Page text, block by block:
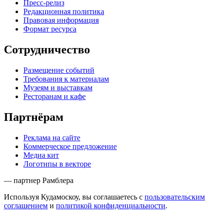
Пресс-релиз
Редакционная политика
Правовая информация
Формат ресурса
Сотрудничество
Размещение событий
Требования к материалам
Музеям и выставкам
Ресторанам и кафе
Партнёрам
Реклама на сайте
Коммерческое предложение
Медиа кит
Логотипы в векторе
— партнер Рамблера
Используя Кудамоскоу, вы соглашаетесь с пользовательским
соглашением и политикой конфиденциальности.